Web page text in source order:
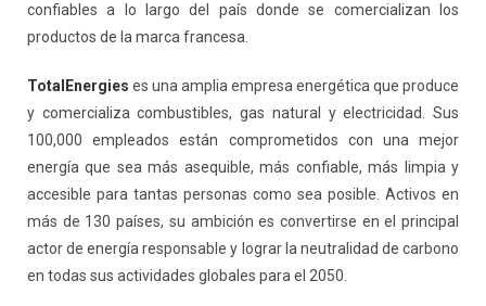
confiables a lo largo del país donde se comercializan los
productos de la marca francesa.
TotalEnergies es una amplia empresa energética que produce
y comercializa combustibles, gas natural y electricidad. Sus
100,000 empleados están comprometidos con una mejor
energía que sea más asequible, más confiable, más limpia y
accesible para tantas personas como sea posible. Activos en
más de 130 países, su ambición es convertirse en el principal
actor de energía responsable y lograr la neutralidad de carbono
en todas sus actividades globales para el 2050.